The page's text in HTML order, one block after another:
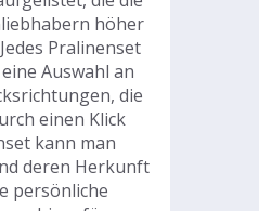
höher
Pralinenset
Auswahl an
die
einen Klick
kann man
deren Herkunft
persönliche